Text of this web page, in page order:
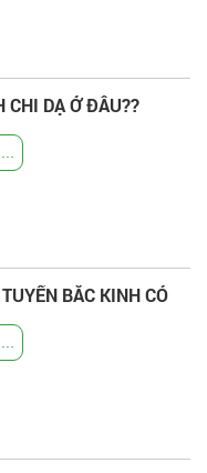
CHI DẠ Ở ĐÂU??
BẮC KINH CÓ